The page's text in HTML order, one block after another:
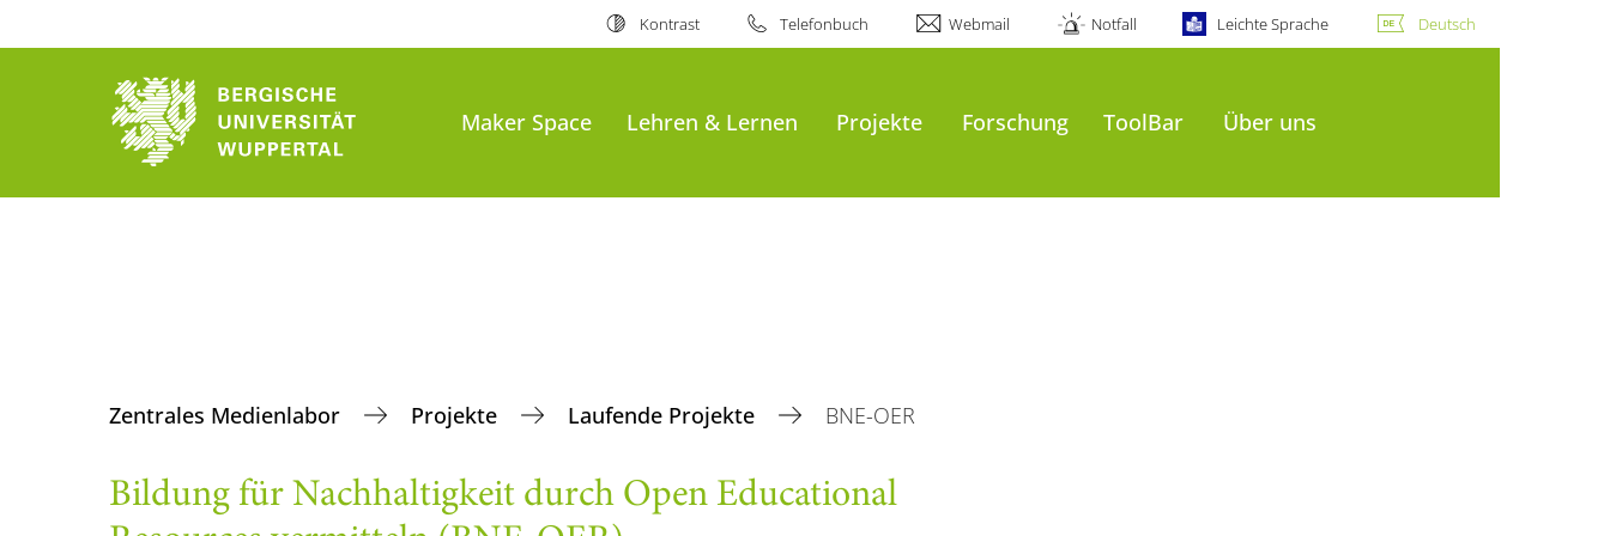
Kontrast Telefonbuch Webmail Notfall Leichte Sprache Deutsch
Maker Space Lehren & Lernen Projekte Forschung ToolBar Über uns
Zentrales Medienlabor Projekte Laufende Projekte BNE-OER
Bildung für Nachhaltigkeit durch Open Educational